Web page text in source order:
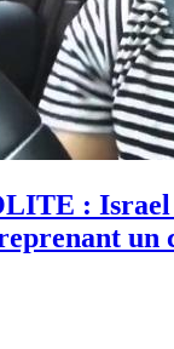
: Israel
un